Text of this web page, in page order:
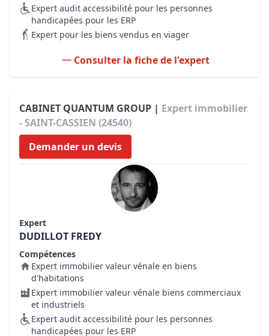
Expert audit accessibilité pour les personnes
handicapées pour les ERP
Expert pour les biens vendus en viager
Consulter la fiche de l'expert
CABINET QUANTUM GROUP | Expert immobilier
- SAINT-CASSIEN (24540)
Demander un devis
Expert
DUDILLOT FREDY
Compétences
Expert immobilier valeur vénale en biens
d'habitations
Expert immobilier valeur vénale biens commerciaux
et industriels
Expert audit accessibilité pour les personnes
handicapées pour les ERP